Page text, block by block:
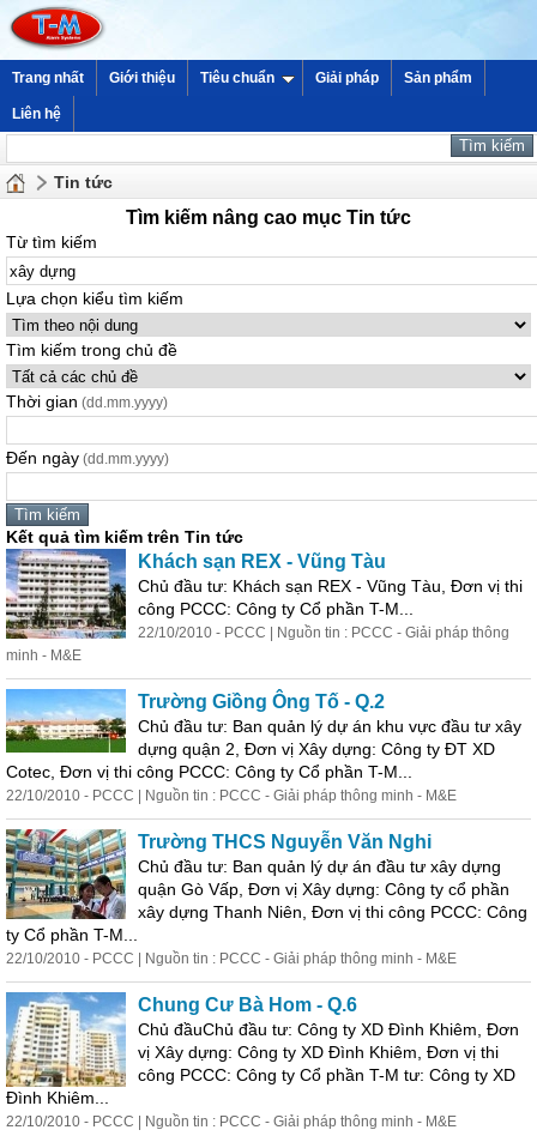
Trang nhất Giới thiệu Tiêu chuẩn Giải pháp Sản phẩm
Liên hệ
Tin tức
Tìm kiếm nâng cao mục Tin tức
Từ tìm kiếm
Lựa chọn kiểu tìm kiếm
Tìm kiếm trong chủ đề
Thời gian (dd.mm.yyyy)
Đến ngày (dd.mm.yyyy)
Kết quả tìm kiếm trên Tin tức
Khách sạn REX - Vũng Tàu
Chủ đầu tư: Khách sạn REX - Vũng Tàu, Đơn vị thi
công PCCC: Công ty Cổ phần T-M...
22/10/2010 - PCCC | Nguồn tin : PCCC - Giải pháp thông
minh - M&E
Trường Giồng Ông Tố - Q.2
Chủ đầu tư: Ban quản lý dự án khu vực đầu tư xây
dựng quận 2, Đơn vị Xây dựng: Công ty ĐT XD
Cotec, Đơn vị thi công PCCC: Công ty Cổ phần T-M...
22/10/2010 - PCCC | Nguồn tin : PCCC - Giải pháp thông minh - M&E
Trường THCS Nguyễn Văn Nghi
Chủ đầu tư: Ban quản lý dự án đầu tư xây dựng
quận Gò Vấp, Đơn vị Xây dựng: Công ty cổ phần
xây dựng Thanh Niên, Đơn vị thi công PCCC: Công
ty Cổ phần T-M...
22/10/2010 - PCCC | Nguồn tin : PCCC - Giải pháp thông minh - M&E
Chung Cư Bà Hom - Q.6
Chủ đầuChủ đầu tư: Công ty XD Đình Khiêm, Đơn
vị Xây dựng: Công ty XD Đình Khiêm, Đơn vị thi
công PCCC: Công ty Cổ phần T-M tư: Công ty XD
Đình Khiêm...
22/10/2010 - PCCC | Nguồn tin : PCCC - Giải pháp thông minh - M&E